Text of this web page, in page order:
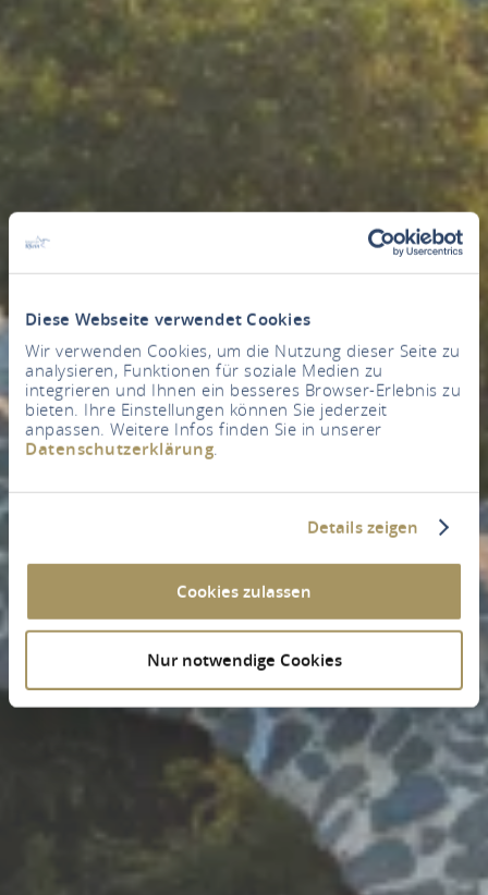
Diese Webseite verwendet Cookies
Wir verwenden Cookies, um die Nutzung dieser Seite zu
analysieren, Funktionen für soziale Medien zu
integrieren und Ihnen ein besseres Browser-Erlebnis zu
bieten. Ihre Einstellungen können Sie jederzeit
anpassen. Weitere Infos finden Sie in unserer
Datenschutzerklärung.
Details zeigen
Cookies zulassen
Nur notwendige Cookies